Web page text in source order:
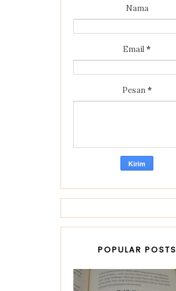
Nama
Email *
Pesan *
POPULAR POSTS